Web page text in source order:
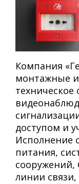
Компания
монтажные
техническое
доступом и
Исполнение
питания,
сооружений,
линии связи,